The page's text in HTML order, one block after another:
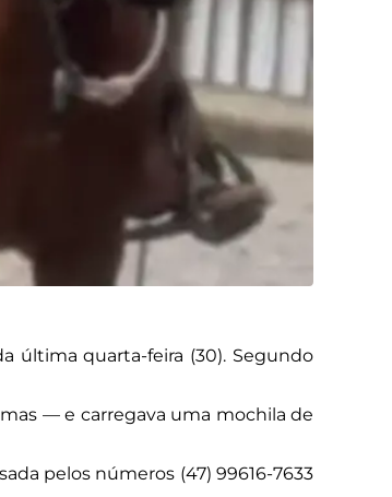
última quarta-feira (30). Segundo
— e carregava uma mochila de
pelos números (47) 99616-7633